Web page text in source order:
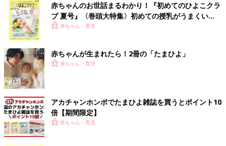
赤ちゃんのお世話まるわかり！『初めてのひよこクラ
ブ 夏号』〈巻頭大特集〉初めての授乳がうまくい
く！ おっぱい・ミルクの基本と夏のトラブル 解決テ
赤ちゃん・育児
赤ちゃんが生まれたら！2冊の「たまひよ」
赤ちゃん・育児
アカチャンホンポでたまひよ雑誌を買うとポイント10
倍【期間限定】
赤ちゃん・育児